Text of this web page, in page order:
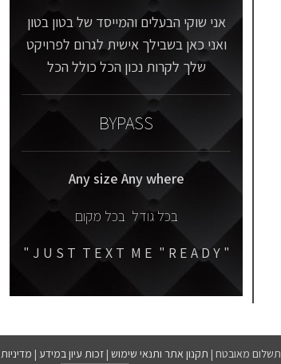
אני שוקי הבעלים והמייסד של בטון בטון
ואני כאן בשבילך אישית לגרום לפרויקט
שלך לקרות נכון הכל כולל הכל
BYPASS
Any size Any where
בכל גודל בכל מקום
" J U S T T E X T M E " R E A D Y "
תשלום מאובטח | תקנון אתר ותנאי שימוש |זכות עיון במידע | מדיניות